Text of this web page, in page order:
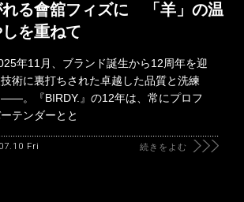
れる會舘フィズに 「羊」の温
を重ねて
年11月、ブランド誕生から12周年を迎
術に裏打ちされた卓越した品質と洗練
。『BIRDY.』の12年は、常にプロフ
テンダーとと
Fri 続きをよむ